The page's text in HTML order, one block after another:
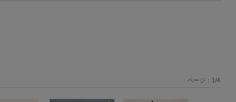
ページ： 1 /4